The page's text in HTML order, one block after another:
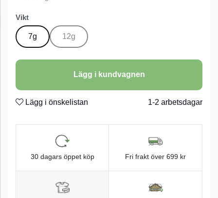
Vikt
7g 12g
Lägg i kundvagnen
Lägg i önskelistan 1-2 arbetsdagar
30 dagars öppet köp Fri frakt över 699 kr